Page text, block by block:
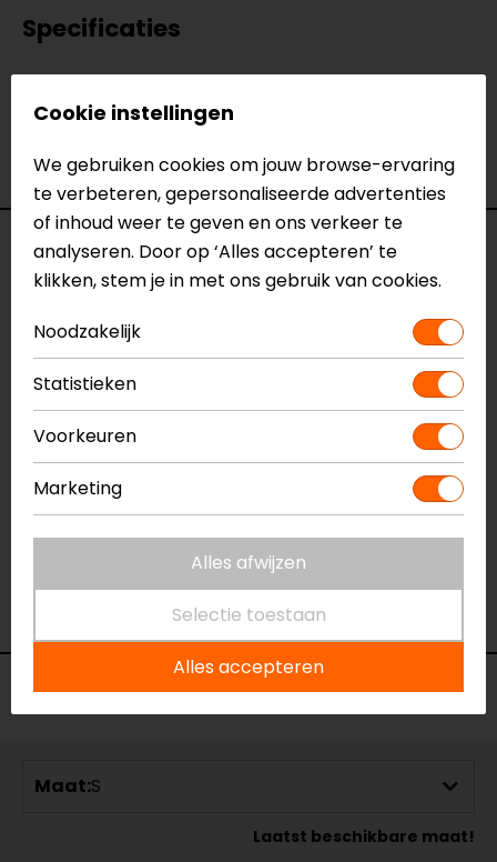
Specificaties
Model
FTU209
Kleur
Donker Grijs
Reviews (2)
26-01-2022
Zeer passend en luchtig
- Peeters
03-11-2021
Zit prima doet wat ie moet doen
- Peters
Voorraad
Maat:S
Laatst beschikbare maat!
Cookie instellingen
We gebruiken cookies om jouw browse-ervaring
te verbeteren, gepersonaliseerde advertenties
of inhoud weer te geven en ons verkeer te
analyseren. Door op ‘Alles accepteren’ te
klikken, stem je in met ons gebruik van cookies.
Noodzakelijk
Statistieken
Voorkeuren
Marketing
Alles afwijzen
Selectie toestaan
Alles accepteren